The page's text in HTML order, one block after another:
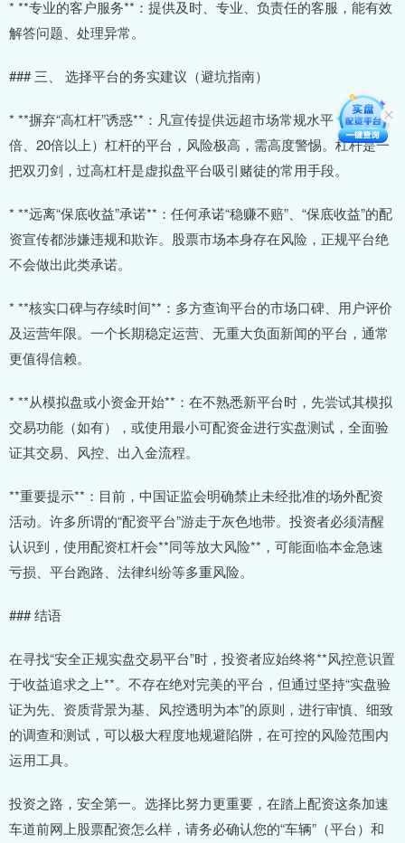
* **专业的客户服务**：提供及时、专业、负责任的客服，能有效
解答问题、处理异常。
### 三、 选择平台的务实建议（避坑指南）
* **摒弃“高杠杆”诱惑**：凡宣传提供远超市场常规水平（如10
倍、20倍以上）杠杆的平台，风险极高，需高度警惕。杠杆是一
把双刃剑，过高杠杆是虚拟盘平台吸引赌徒的常用手段。
* **远离“保底收益”承诺**：任何承诺“稳赚不赔”、“保底收益”的配
资宣传都涉嫌违规和欺诈。股票市场本身存在风险，正规平台绝
不会做出此类承诺。
* **核实口碑与存续时间**：多方查询平台的市场口碑、用户评价
及运营年限。一个长期稳定运营、无重大负面新闻的平台，通常
更值得信赖。
* **从模拟盘或小资金开始**：在不熟悉新平台时，先尝试其模拟
交易功能（如有），或使用最小可配资金进行实盘测试，全面验
证其交易、风控、出入金流程。
**重要提示**：目前，中国证监会明确禁止未经批准的场外配资
活动。许多所谓的“配资平台”游走于灰色地带。投资者必须清醒
认识到，使用配资杠杆会**同等放大风险**，可能面临本金急速
亏损、平台跑路、法律纠纷等多重风险。
### 结语
在寻找“安全正规实盘交易平台”时，投资者应始终将**风控意识置
于收益追求之上**。不存在绝对完美的平台，但通过坚持“实盘验
证为先、资质背景为基、风控透明为本”的原则，进行审慎、细致
的调查和测试，可以极大程度地规避陷阱，在可控的风险范围内
运用工具。
投资之路，安全第一。选择比努力更重要，在踏上配资这条加速
车道前网上股票配资怎么样，请务必确认您的“车辆”（平台）和